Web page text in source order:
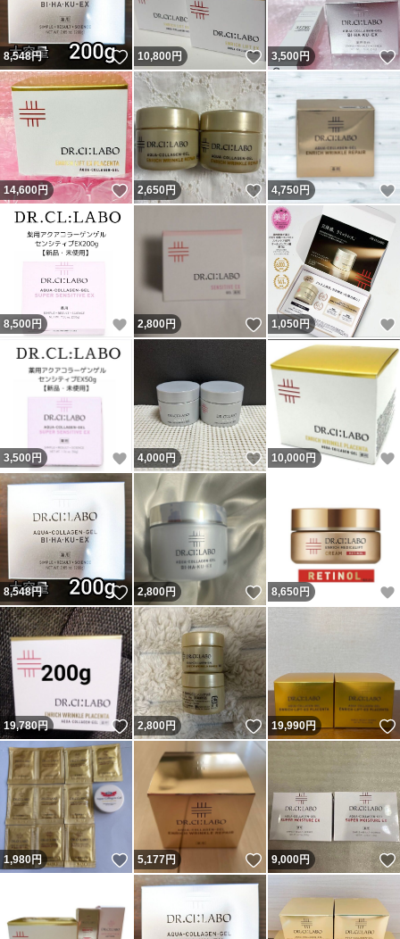
8,548円 いいね！
10,800円 いいね！
3,500円
14,600円 いいね！
2,650円 いいね！
4,750円
8,500 円 いいね！
2,800円 いいね！
1,050円
3,500 円 いいね！
4,000円 いいね！
10,000 円
8,548円 いいね！
2,800円 いいね！
8,650 円
19,780円 いいね！
2,800円 いいね！
19,990円
1,980円 いいね！
5,177円 いいね！
9,000円